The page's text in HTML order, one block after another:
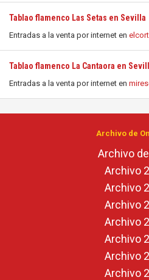
Tablao flamenco Las Setas en Sevilla
Entradas a la venta por internet en
Tablao flamenco La Cantaora en
Entradas a la venta por internet en
Archivo de
Archivo
Archivo
Archivo
Archivo
Archivo
Archivo
Archivo
Archivo